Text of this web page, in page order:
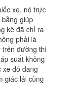
xe, nó trực
giúp
kê đã chỉ ra
phải là
trên đường thì
suất không
đó đang
giác lái cùng